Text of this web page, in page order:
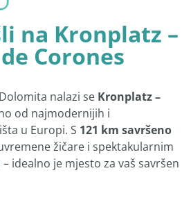
na Kronplatz –
Corones
nalazi se Kronplatz –
od najmodernijih i
u Europi. S 121 km savršeno
žičare i spektakularnim
idealno je mjesto za vaš savršen